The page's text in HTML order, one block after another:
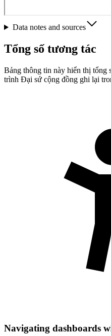
Data notes and sources
Tổng số tương tác
Bảng thông tin này hiển thị
trình Đại sứ cộng đồng ghi lại
Navigating dashboards